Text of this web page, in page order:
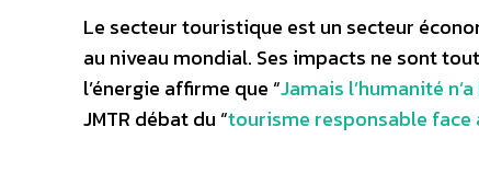
Le secteur touristique est un secteur
au niveau mondial. Ses impacts ne sont
l’énergie affirme que “Jamais l’humanité
JMTR débat du “tourisme responsable face